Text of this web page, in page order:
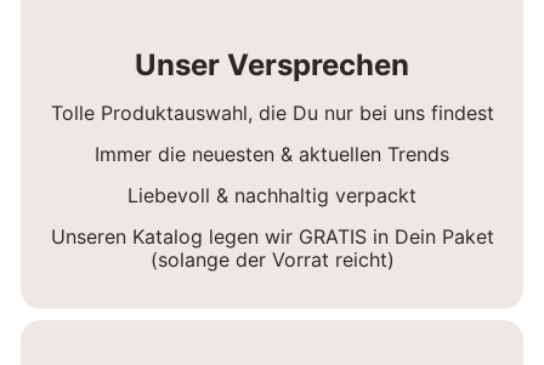
Unser Versprechen
Tolle Produktauswahl, die Du nur bei uns findest
Immer die neuesten & aktuellen Trends
Liebevoll & nachhaltig verpackt
Unseren Katalog legen wir GRATIS in Dein Paket
(solange der Vorrat reicht)